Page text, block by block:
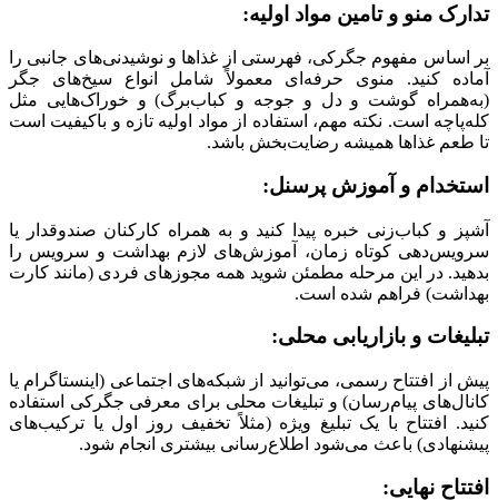
تدارک منو و تامین مواد اولیه:
بر اساس مفهوم جگرکی، فهرستی از غذاها و نوشیدنی‌های جانبی را
آماده کنید. منوی حرفه‌ای معمولاً شامل انواع سیخ‌های جگر
(به‌همراه گوشت و دل و جوجه و کباب‌برگ) و خوراک‌هایی مثل
کله‌پاچه است. نکته مهم، استفاده از مواد اولیه تازه و باکیفیت است
تا طعم غذاها همیشه رضایت‌بخش باشد.
استخدام و آموزش پرسنل:
آشپز و کباب‌زنی خبره پیدا کنید و به همراه کارکنان صندوقدار یا
سرویس‌دهی کوتاه زمان، آموزش‌های لازم بهداشت و سرویس را
بدهید. در این مرحله مطمئن شوید همه مجوزهای فردی (مانند کارت
بهداشت) فراهم شده است.
تبلیغات و بازاریابی محلی:
پیش از افتتاح رسمی، می‌توانید از شبکه‌های اجتماعی (اینستاگرام یا
کانال‌های پیام‌رسان) و تبلیغات محلی برای معرفی جگرکی استفاده
کنید. افتتاح با یک تبلیغ ویژه (مثلاً تخفیف روز اول یا ترکیب‌های
پیشنهادی) باعث می‌شود اطلاع‌رسانی بیشتری انجام شود.
افتتاح نهایی: